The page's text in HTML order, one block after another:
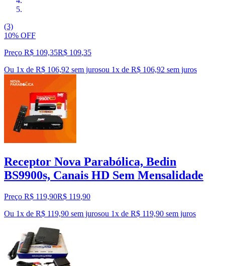
(3)
10% OFF
Preço R$ 109,35R$ 109,35
Ou 1x de R$ 106,92 sem jurosou 1x de R$ 106,92 sem juros
Receptor Nova Parabólica, Bedin
BS9900s, Canais HD Sem Mensalidade
Preço R$ 119,90R$ 119,90
Ou 1x de R$ 119,90 sem jurosou 1x de R$ 119,90 sem juros